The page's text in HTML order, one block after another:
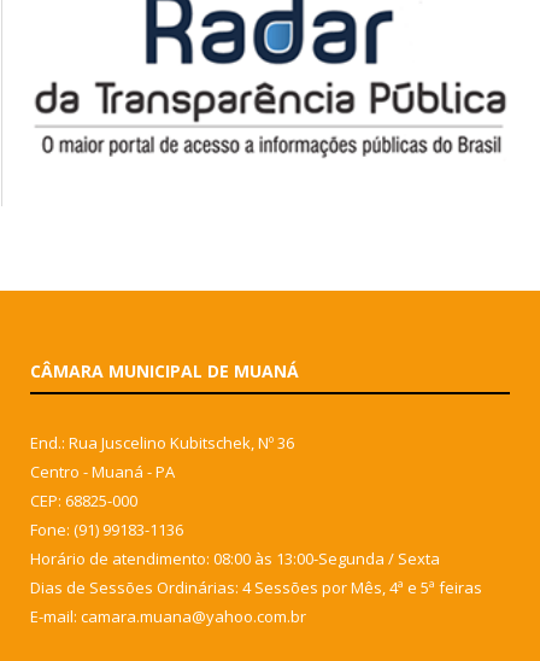
CÂMARA MUNICIPAL DE MUANÁ
End.: Rua Juscelino Kubitschek, Nº 36
Centro - Muaná - PA
CEP: 68825-000
Fone: (91) 99183-1136
Horário de atendimento: 08:00 às 13:00-Segunda / Sexta
Dias de Sessões Ordinárias: 4 Sessões por Mês, 4ª e 5ª feiras
E-mail: camara.muana@yahoo.com.br